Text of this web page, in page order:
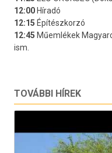
TOVÁBBI HÍREK